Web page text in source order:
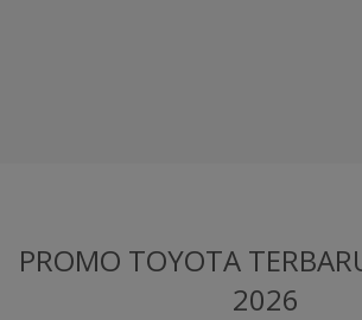
PROMO TOYOTA
2026